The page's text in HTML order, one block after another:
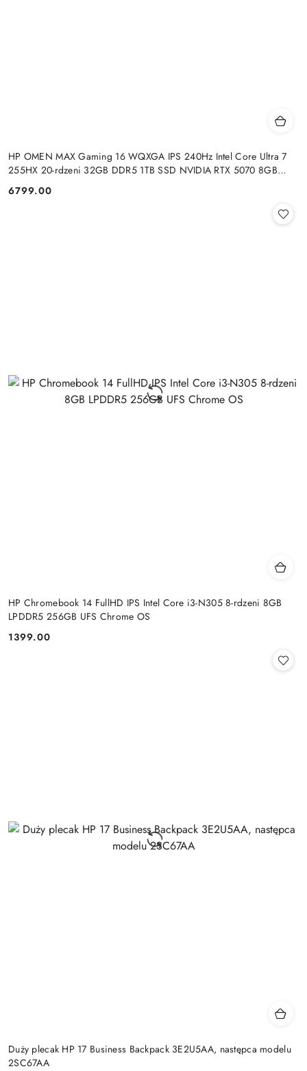
HP OMEN MAX Gaming 16 WQXGA IPS 240Hz Intel Core Ultra 7
255HX 20-rdzeni 32GB DDR5 1TB SSD NVIDIA RTX 5070 8GB
Cena:
6799.00
HP Chromebook 14 FullHD IPS Intel Core i3-N305 8-rdzeni 8GB
LPDDR5 256GB UFS Chrome OS
Cena:
1399.00
Duży plecak HP 17 Business Backpack 3E2U5AA, następca modelu
2SC67AA